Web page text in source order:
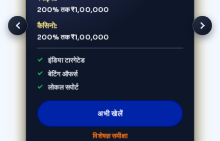
200% तक ₹1,00,000
कैसिनो:
200% तक ₹1,00,000
इंडिया टारगेटेड
बेटिंग ऑफर्स
लोकल सपोर्ट
अभी खेलें
विशेषज्ञ समीक्षा